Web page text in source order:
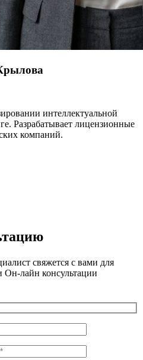
интеллектуальной
Разрабатывает лицензионные
компаний.
свяжется с вами для
Он-лайн консультации